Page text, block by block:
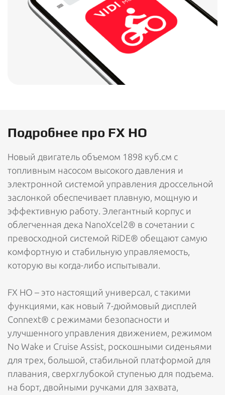
Подробнее про FX HO
Новый двигатель объемом 1898 куб.см с
топливным насосом высокого давления и
электронной системой управления дроссельной
заслонкой обеспечивает плавную, мощную и
эффективную работу. Элегантный корпус и
облегченная дека NanoXcel2® в сочетании с
превосходной системой RiDE® обещают самую
комфортную и стабильную управляемость,
которую вы когда-либо испытывали.
FX HO – это настоящий универсал, с такими
функциями, как новый 7-дюймовый дисплей
Connext® с режимами безопасности и
улучшенного управления движением, режимом
No Wake и Cruise Assist, роскошными сиденьями
для трех, большой, стабильной платформой для
плавания, сверхглубокой ступенью для подъема.
на борт, двойными ручками для захвата,